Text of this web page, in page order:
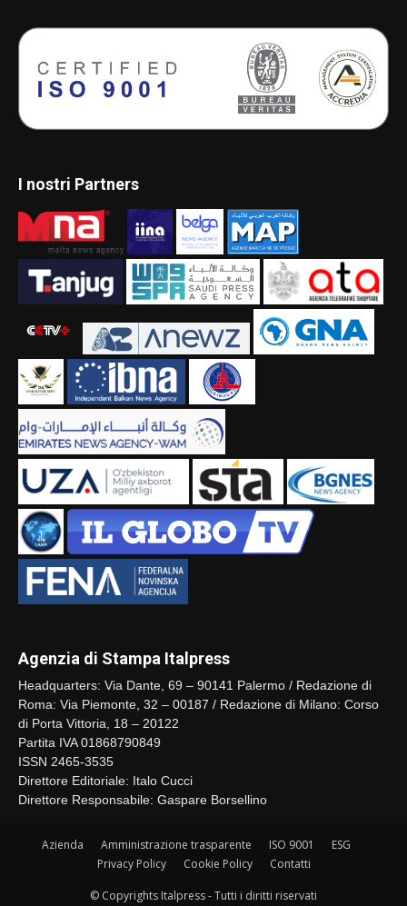
I nostri Partners
Agenzia di Stampa Italpress
Headquarters: Via Dante, 69 – 90141 Palermo / Redazione di
Roma: Via Piemonte, 32 – 00187 / Redazione di Milano: Corso
di Porta Vittoria, 18 – 20122
Partita IVA 01868790849
ISSN 2465-3535
Direttore Editoriale: Italo Cucci
Direttore Responsabile: Gaspare Borsellino
Azienda Amministrazione trasparente ISO 9001
ESG
Privacy Policy
Cookie Policy Contatti
© Copyrights Italpress - Tutti i diritti riservati